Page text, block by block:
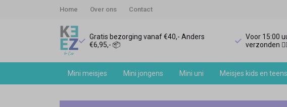
Home Over ons Contact
Gratis bezorging vanaf €40,- Anders
€6,95,- 📦
Voor 15:00
verzonden
Mini meisjes Mini jongens Mini uni Meisjes kids en teens